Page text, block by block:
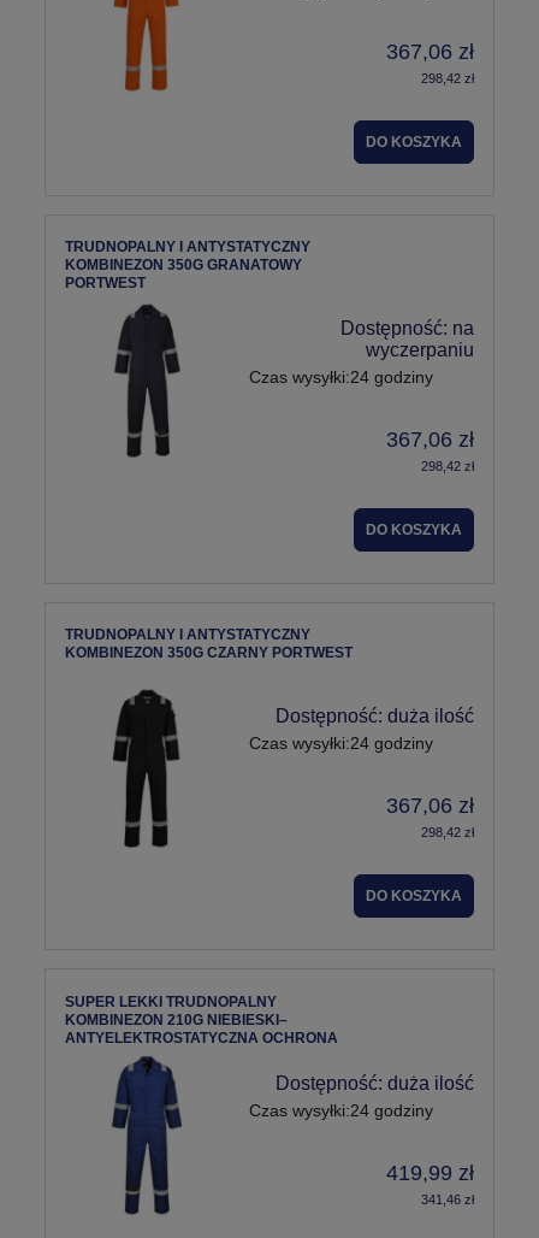
367,06 zł
298,42 zł
DO KOSZYKA
TRUDNOPALNY I ANTYSTATYCZNY
KOMBINEZON 350G GRANATOWY
PORTWEST
Dostępność: na
wyczerpaniu
Czas wysyłki:24 godziny
367,06 zł
298,42 zł
DO KOSZYKA
TRUDNOPALNY I ANTYSTATYCZNY
KOMBINEZON 350G CZARNY PORTWEST
Dostępność: duża ilość
Czas wysyłki:24 godziny
367,06 zł
298,42 zł
DO KOSZYKA
SUPER LEKKI TRUDNOPALNY
KOMBINEZON 210G NIEBIESKI–
ANTYELEKTROSTATYCZNA OCHRONA
Dostępność: duża ilość
Czas wysyłki:24 godziny
419,99 zł
341,46 zł